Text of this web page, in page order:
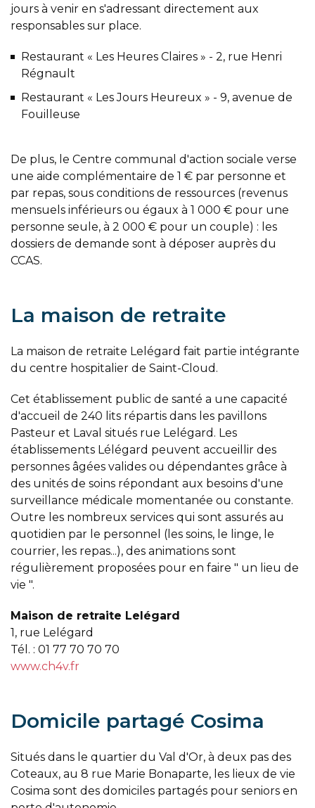
jours à venir en s'adressant directement aux
responsables sur place.
Restaurant « Les Heures Claires » - 2, rue Henri
Régnault
Restaurant « Les Jours Heureux » - 9, avenue de
Fouilleuse
De plus, le Centre communal d'action sociale verse
une aide complémentaire de 1 € par personne et
par repas, sous conditions de ressources (revenus
mensuels inférieurs ou égaux à 1 000 € pour une
personne seule, à 2 000 € pour un couple) : les
dossiers de demande sont à déposer auprès du
CCAS.
La maison de retraite
La maison de retraite Lelégard fait partie intégrante
du centre hospitalier de Saint-Cloud.
Cet établissement public de santé a une capacité
d'accueil de 240 lits répartis dans les pavillons
Pasteur et Laval situés rue Lelégard. Les
établissements Lélégard peuvent accueillir des
personnes âgées valides ou dépendantes grâce à
des unités de soins répondant aux besoins d'une
surveillance médicale momentanée ou constante.
Outre les nombreux services qui sont assurés au
quotidien par le personnel (les soins, le linge, le
courrier, les repas...), des animations sont
régulièrement proposées pour en faire " un lieu de
vie ".
Maison de retraite Lelégard
1, rue Lelégard
Tél. : 01 77 70 70 70
www.ch4v.fr
Domicile partagé Cosima
Situés dans le quartier du Val d'Or, à deux pas des
Coteaux, au 8 rue Marie Bonaparte, les lieux de vie
Cosima sont des domiciles partagés pour seniors en